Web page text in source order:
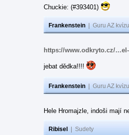
Chuckie: (#393401)
Frankenstein Guru AZ
https://www.odkryto.cz/
jebat dědka!!!!
Frankenstein Guru AZ
Hele Hromajzle, indoši mají
Ribisel Sudety